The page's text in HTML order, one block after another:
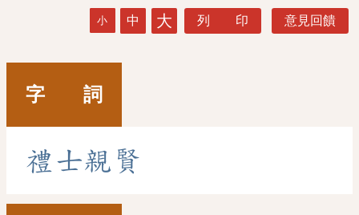
小 中 大 列 印 意見回饋
字 詞
禮 士親 賢